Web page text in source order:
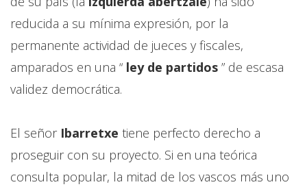
reducida a su mínima expresión, por la
permanente actividad de jueces y fiscales,
amparados en una “ ley de partidos ” de escasa
validez democrática.
El señor Ibarretxe tiene perfecto derecho a
proseguir con su proyecto. Si en una teórica
consulta popular, la mitad de los vascos más uno